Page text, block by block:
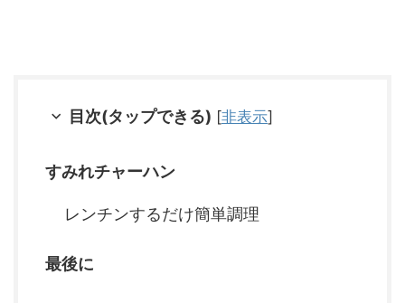
目次(タップできる) [非表示]
すみれチャーハン
レンチンするだけ簡単調理
最後に